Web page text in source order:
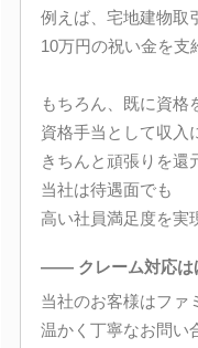
例えば、宅地建物取
10万円の祝い金を支
もちろん、既に資格
資格手当として収入
きちんと頑張りを還
当社は待遇面でも
高い社員満足度を実
―― クレーム対応は
当社のお客様はファ
温かく丁寧なお問い